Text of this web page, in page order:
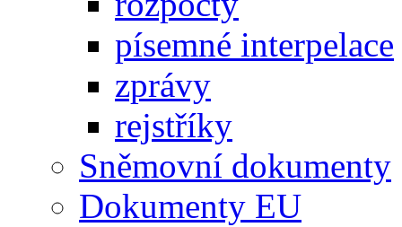
písemné interpelace
zprávy
rejstříky
Sněmovní dokumenty
Dokumenty EU